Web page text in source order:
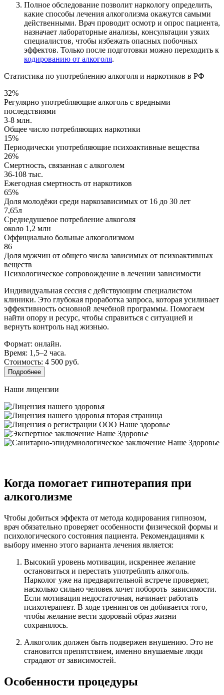
Полное обследование позволит наркологу определить,
какие способы лечения алкоголизма окажутся самыми
действенными. Врач проводит осмотр и опрос пациента,
назначает лабораторные анализы, консультации узких
специалистов, чтобы избежать опасных побочных
эффектов. Только после подготовки можно переходить к
кодированию от алкоголя.
Статистика по употреблению алкоголя и наркотиков в РФ
32%
Регулярно употребляющие алкоголь с вредными
последствиями
3-8 млн.
Общее число потребляющих наркотики
15%
Периодически употребляющие психоактивные вещества
26%
Смертность, связанная с алкоголем
36-108 тыс.
Ежегодная смертность от наркотиков
65%
Доля молодёжи среди наркозависимых от 16 до 30 лет
7,65л
Среднедушевое потребление алкоголя
около 1,2 млн
Оффициально больные алкоголизмом
86
Доля мужчин от общего числа зависимых от психоактивных
веществ
Психологическое сопровождение в лечении зависимости
Индивидуальная сессия с действующим специалистом
клиники. Это глубокая проработка запроса, которая усиливает
эффективность основной лечебной программы. Помогаем
найти опору и ресурс, чтобы справиться с ситуацией и
вернуть контроль над жизнью.
Формат: онлайн.
Время: 1,5–2 часа.
Стоимость: 4 500 руб.
Подробнее
Наши лицензии
Когда помогает гипнотерапия при
алкоголизме
Чтобы добиться эффекта от метода кодирования гипнозом,
врач обязательно проверяет особенности физической формы и
психологического состояния пациента. Рекомендациями к
выбору именно этого варианта лечения является:
Высокий уровень мотивации, искреннее желание
остановиться и перестать употреблять алкоголь.
Нарколог уже на предварительной встрече проверяет,
насколько сильно человек хочет побороть зависимости.
Если мотивация недостаточная, начинает работать
психотерапевт. В ходе тренингов он добивается того,
чтобы желание вести здоровый образ жизни
сохранялось.
Алкоголик должен быть подвержен внушению. Это не
становится препятствием, именно внушаемые люди
страдают от зависимостей.
Особенности процедуры